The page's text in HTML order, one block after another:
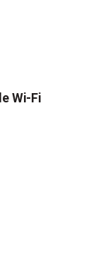
Wi-Fi